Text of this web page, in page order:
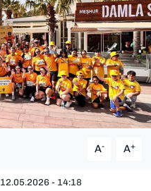
A- A+
12.05.2026 - 14:18